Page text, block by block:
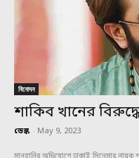
বিনোদন
শাকিব খানের
ডেস্ক - May 9, 2023
মানহানির অভিযোগে ঢাকাই সিনেমার নায়ক